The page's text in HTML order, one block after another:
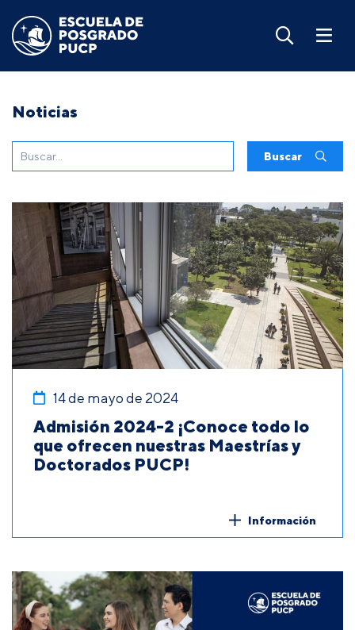
Noticias
Buscar
14 de mayo de 2024
Admisión 2024-2 ¡Conoce todo lo
que ofrecen nuestras Maestrías y
Doctorados PUCP!
Información